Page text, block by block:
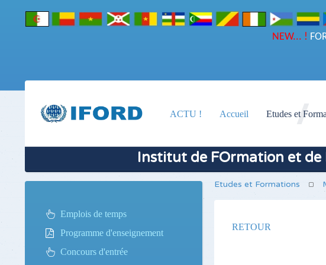
NEW... !
DU
ACTU ! Accueil Etudes et
Institut de FOrmation et de
Etudes et Formations
RETOUR
Emplois de temps
Programme d'enseignement
Concours d'entrée